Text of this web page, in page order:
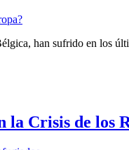
han sufrido en los
Crisis de los